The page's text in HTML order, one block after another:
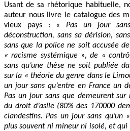
Usant de sa rhétorique habituelle,
auteur nous livre le catalogue des
vieux pays : « Pas un jour
déconstruction, sans sa dérision,
sans que la police ne soit accusée
« racisme systémique », de «
sans qu’une thèse ne soit publiée
sur la « théorie du genre dans le
un jour sans qu’entre en France un
Pas un jour sans que demeurent
du droit d’asile (80% des 170000
clandestins. Pas un jour sans
plus souvent ni mineur ni isolé, et